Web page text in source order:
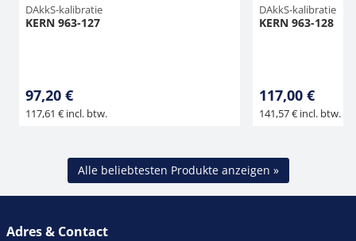
DAkkS-kalibratie
KERN 963-127
97,20 €
117,61 € incl. btw.
DAkkS-kalibratie
KERN 963-128
117,00 €
141,57 € incl. btw.
Alle beliebtesten Produkte anzeigen »
Adres & Contact